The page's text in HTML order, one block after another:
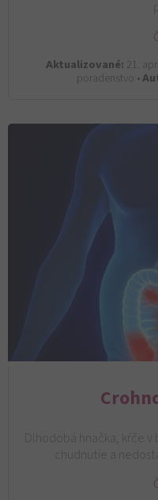
Aktualizované: 21.
poradenstvo •
Dlhodobá hnačka, kŕče
chudnutie a